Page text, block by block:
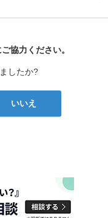
協力ください。
したか?
いいえ